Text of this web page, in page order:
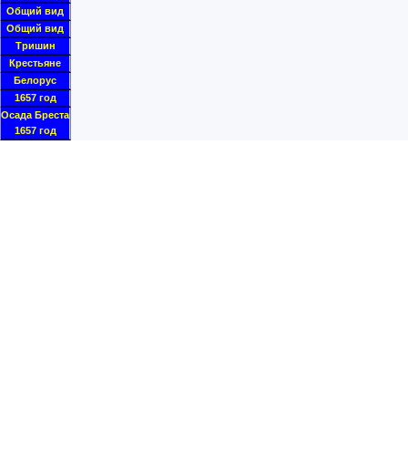
Общий вид
Общий вид
Тришин
Крестьяне
Белорус
1657 год
Осада Бреста
1657 год